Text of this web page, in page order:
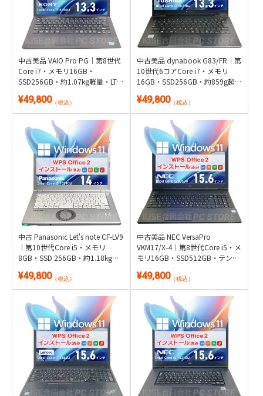
中古美品 VAIO Pro PG｜第8世代
Core i7・メモリ16GB・
SSD256GB・約1.07kg軽量・LTE
2付き
¥49,800（税込）
中古美品 dynabook G83/FR｜第
10世代6コアCore i7・メモリ
16GB・SSD256GB・約859g超軽
付き
¥49,800（税込）
中古 Panasonic Let's note CF-LV9
｜第10世代Core i5・メモリ
8GB・SSD 256GB・約1.18kg頑
Office 2付き
¥49,800（税込）
中古美品 NEC VersaPro
VKM17/X-4｜第8世代Core i5・メ
モリ16GB・SSD512GB・テンキ
Windows 11・WPS Office 2付き
¥49,800（税込）